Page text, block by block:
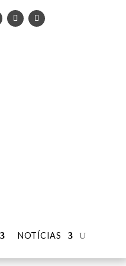
NOTÍCIAS
NOTÍCIAS